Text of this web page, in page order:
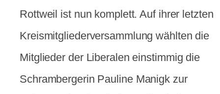
Rottweil ist nun komplett. Auf ihrer letzten
Kreismitgliederversammlung wählten die
Mitglieder der Liberalen einstimmig die
Schrambergerin Pauline Manigk zur